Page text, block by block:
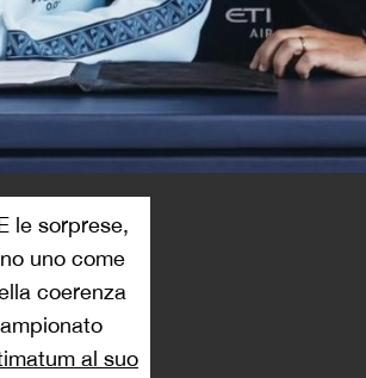
le sorprese,
uno come
coerenza
al suo